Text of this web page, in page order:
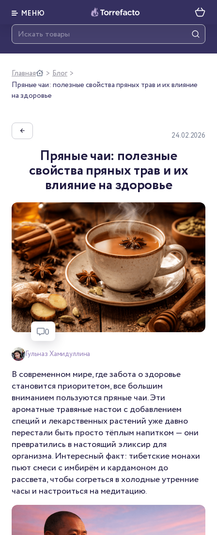
МЕНЮ
Главная > Блог >
Пряные чаи: полезные свойства пряных трав и их влияние
на здоровье
← 24.02.2026
Пряные чаи: полезные
свойства пряных трав и их
влияние на здоровье
0
Гульназ Хамидуллина
В современном мире, где забота о здоровье
становится приоритетом, все большим
вниманием пользуются пряные чаи. Эти
ароматные травяные настои с добавлением
специй и лекарственных растений уже давно
перестали быть просто тёплым напитком — они
превратились в настоящий эликсир для
организма. Интересный факт: тибетские монахи
пьют смеси с имбирём и кардамоном до
рассвета, чтобы согреться в холодные утренние
часы и настроиться на медитацию.